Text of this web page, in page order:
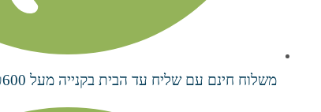
משלוח חינם עם שליח עד הבית בקנייה מעל ₪600